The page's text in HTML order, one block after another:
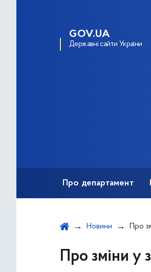
GOV.UA
Державні сайти України
Про департамент
Новини Про
Про зміни у